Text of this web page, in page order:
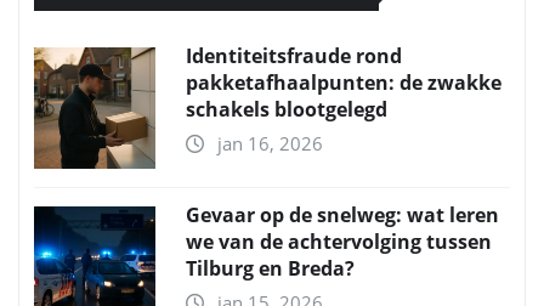
Identiteitsfraude rond
pakketafhaalpunten: de zwakke
schakels blootgelegd
jan 16, 2026
Gevaar op de snelweg: wat leren
we van de achtervolging tussen
Tilburg en Breda?